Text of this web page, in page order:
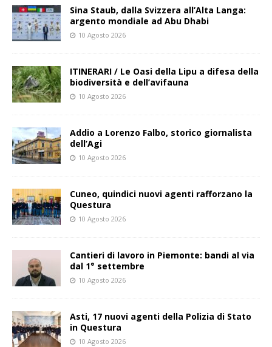
Sina Staub, dalla Svizzera all’Alta Langa:
argento mondiale ad Abu Dhabi
10 Agosto 2026
ITINERARI / Le Oasi della Lipu a difesa della
biodiversità e dell’avifauna
10 Agosto 2026
Addio a Lorenzo Falbo, storico giornalista
dell’Agi
10 Agosto 2026
Cuneo, quindici nuovi agenti rafforzano la
Questura
10 Agosto 2026
Cantieri di lavoro in Piemonte: bandi al via
dal 1° settembre
10 Agosto 2026
Asti, 17 nuovi agenti della Polizia di Stato
in Questura
10 Agosto 2026